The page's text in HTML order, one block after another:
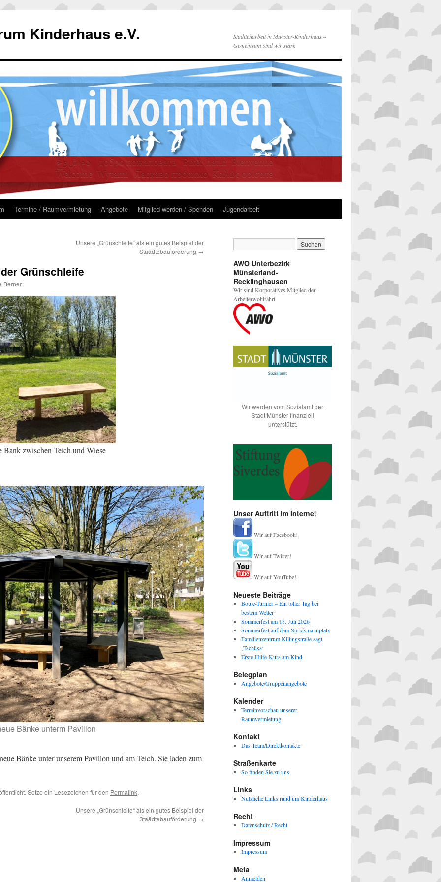
Kinderhaus e.V.
Stadtteilarbeit in Münster-Kinderhaus –
Gemeinsam sind wir stark
Termine / Raumvermietung Angebote Mitglied werden / Spenden Jugendarbeit
Unsere „Grünschleife“ als ein gutes Beispiel der
Staädtebauförderung →
Grünschleife
Berner
Bank zwischen Teich und Wiese
Bänke unterm Pavillon
Bänke unter unserem Pavillon und am Teich. Sie laden zum
Setze ein Lesezeichen für den Permalink.
Unsere „Grünschleife“ als ein gutes Beispiel der
Staädtebauförderung →
AWO Unterbezirk
Münsterland-
Recklinghausen
Wir sind Korporatives Mitglied der
Arbeiterwohlfahrt
Wir werden vom Sozialamt der
Stadt Münster finanziell
unterstützt.
Unser Auftritt im Internet
Wir auf Facebook!
Wir auf Twitter!
Wir auf YouTube!
Neueste Beiträge
Boule-Turnier – Ein toller Tag bei
bestem Wetter
Sommerfest am 18. Juli 2026
Sommerfest auf dem Sprickmannplatz
Familienzentrum Killingstraße sagt
‚Tschüss‘
Erste-Hilfe-Kurs am Kind
Belegplan
Angebote/Gruppenangebote
Kalender
Terminvorschau unserer
Raumvermietung
Kontakt
Das Team/Direktkontakte
Straßenkarte
So finden Sie zu uns
Links
Nützliche Links rund um Kinderhaus
Recht
Datenschutz / Recht
Impressum
Impressum
Meta
Anmelden